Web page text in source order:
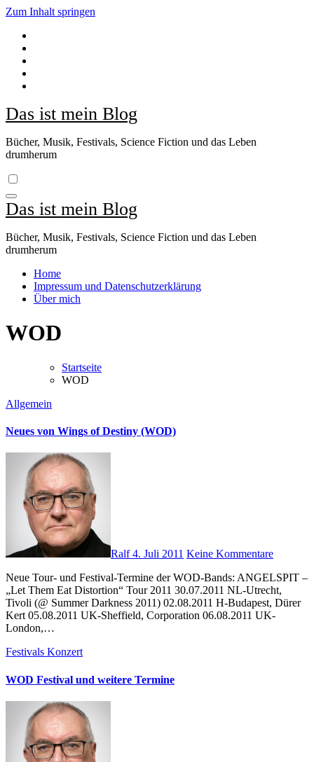
Zum Inhalt springen
Das ist mein Blog
Bücher, Musik, Festivals, Science Fiction und das Leben
drumherum
Das ist mein Blog
Bücher, Musik, Festivals, Science Fiction und das Leben
drumherum
Home
Impressum und Datenschutzerklärung
Über mich
WOD
Startseite
WOD
Allgemein
Neues von Wings of Destiny (WOD)
Ralf4. Juli 2011 Keine Kommentare
Neue Tour- und Festival-Termine der WOD-Bands: ANGELSPIT –
„Let Them Eat Distortion“ Tour 2011 30.07.2011 NL-Utrecht,
Tivoli (@ Summer Darkness 2011) 02.08.2011 H-Budapest, Dürer
Kert 05.08.2011 UK-Sheffield, Corporation 06.08.2011 UK-
London,…
Festivals Konzert
WOD Festival und weitere Termine